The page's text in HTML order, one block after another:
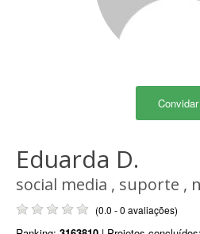
Convidar
Eduarda D.
social media , suporte ,
(0.0 - 0 avaliações)